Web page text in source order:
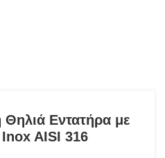
Εντατήρα με
AISI 316